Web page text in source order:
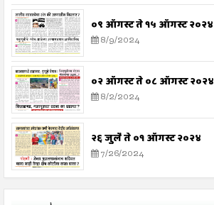
०९ ऑगस्ट ते १५ ऑगस्ट २०२४
8/9/2024
०२ ऑगस्ट ते ०८ ऑगस्ट २०२४
8/2/2024
२६ जुलै ते ०१ ऑगस्ट २०२४
7/26/2024